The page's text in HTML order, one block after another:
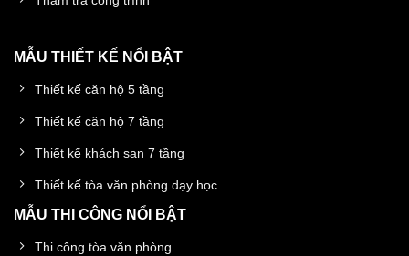
MẪU THIẾT KẾ NỔI BẬT
Thiết kế căn hộ 5 tầng
Thiết kế căn hộ 7 tầng
Thiết kế khách sạn 7 tầng
Thiết kế tòa văn phòng dạy học
MẪU THI CÔNG NỔI BẬT
Thi công tòa văn phòng